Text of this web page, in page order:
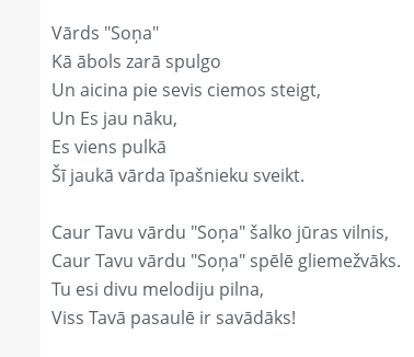
Vārds "Soņa"
Kā ābols zarā spulgo
Un aicina pie sevis ciemos steigt,
Un Es jau nāku,
Es viens pulkā
Šī jaukā vārda īpašnieku sveikt.
Caur Tavu vārdu "Soņa" šalko jūras vilnis,
Caur Tavu vārdu "Soņa" spēlē gliemežvāks.
Tu esi divu melodiju pilna,
Viss Tavā pasaulē ir savādāks!